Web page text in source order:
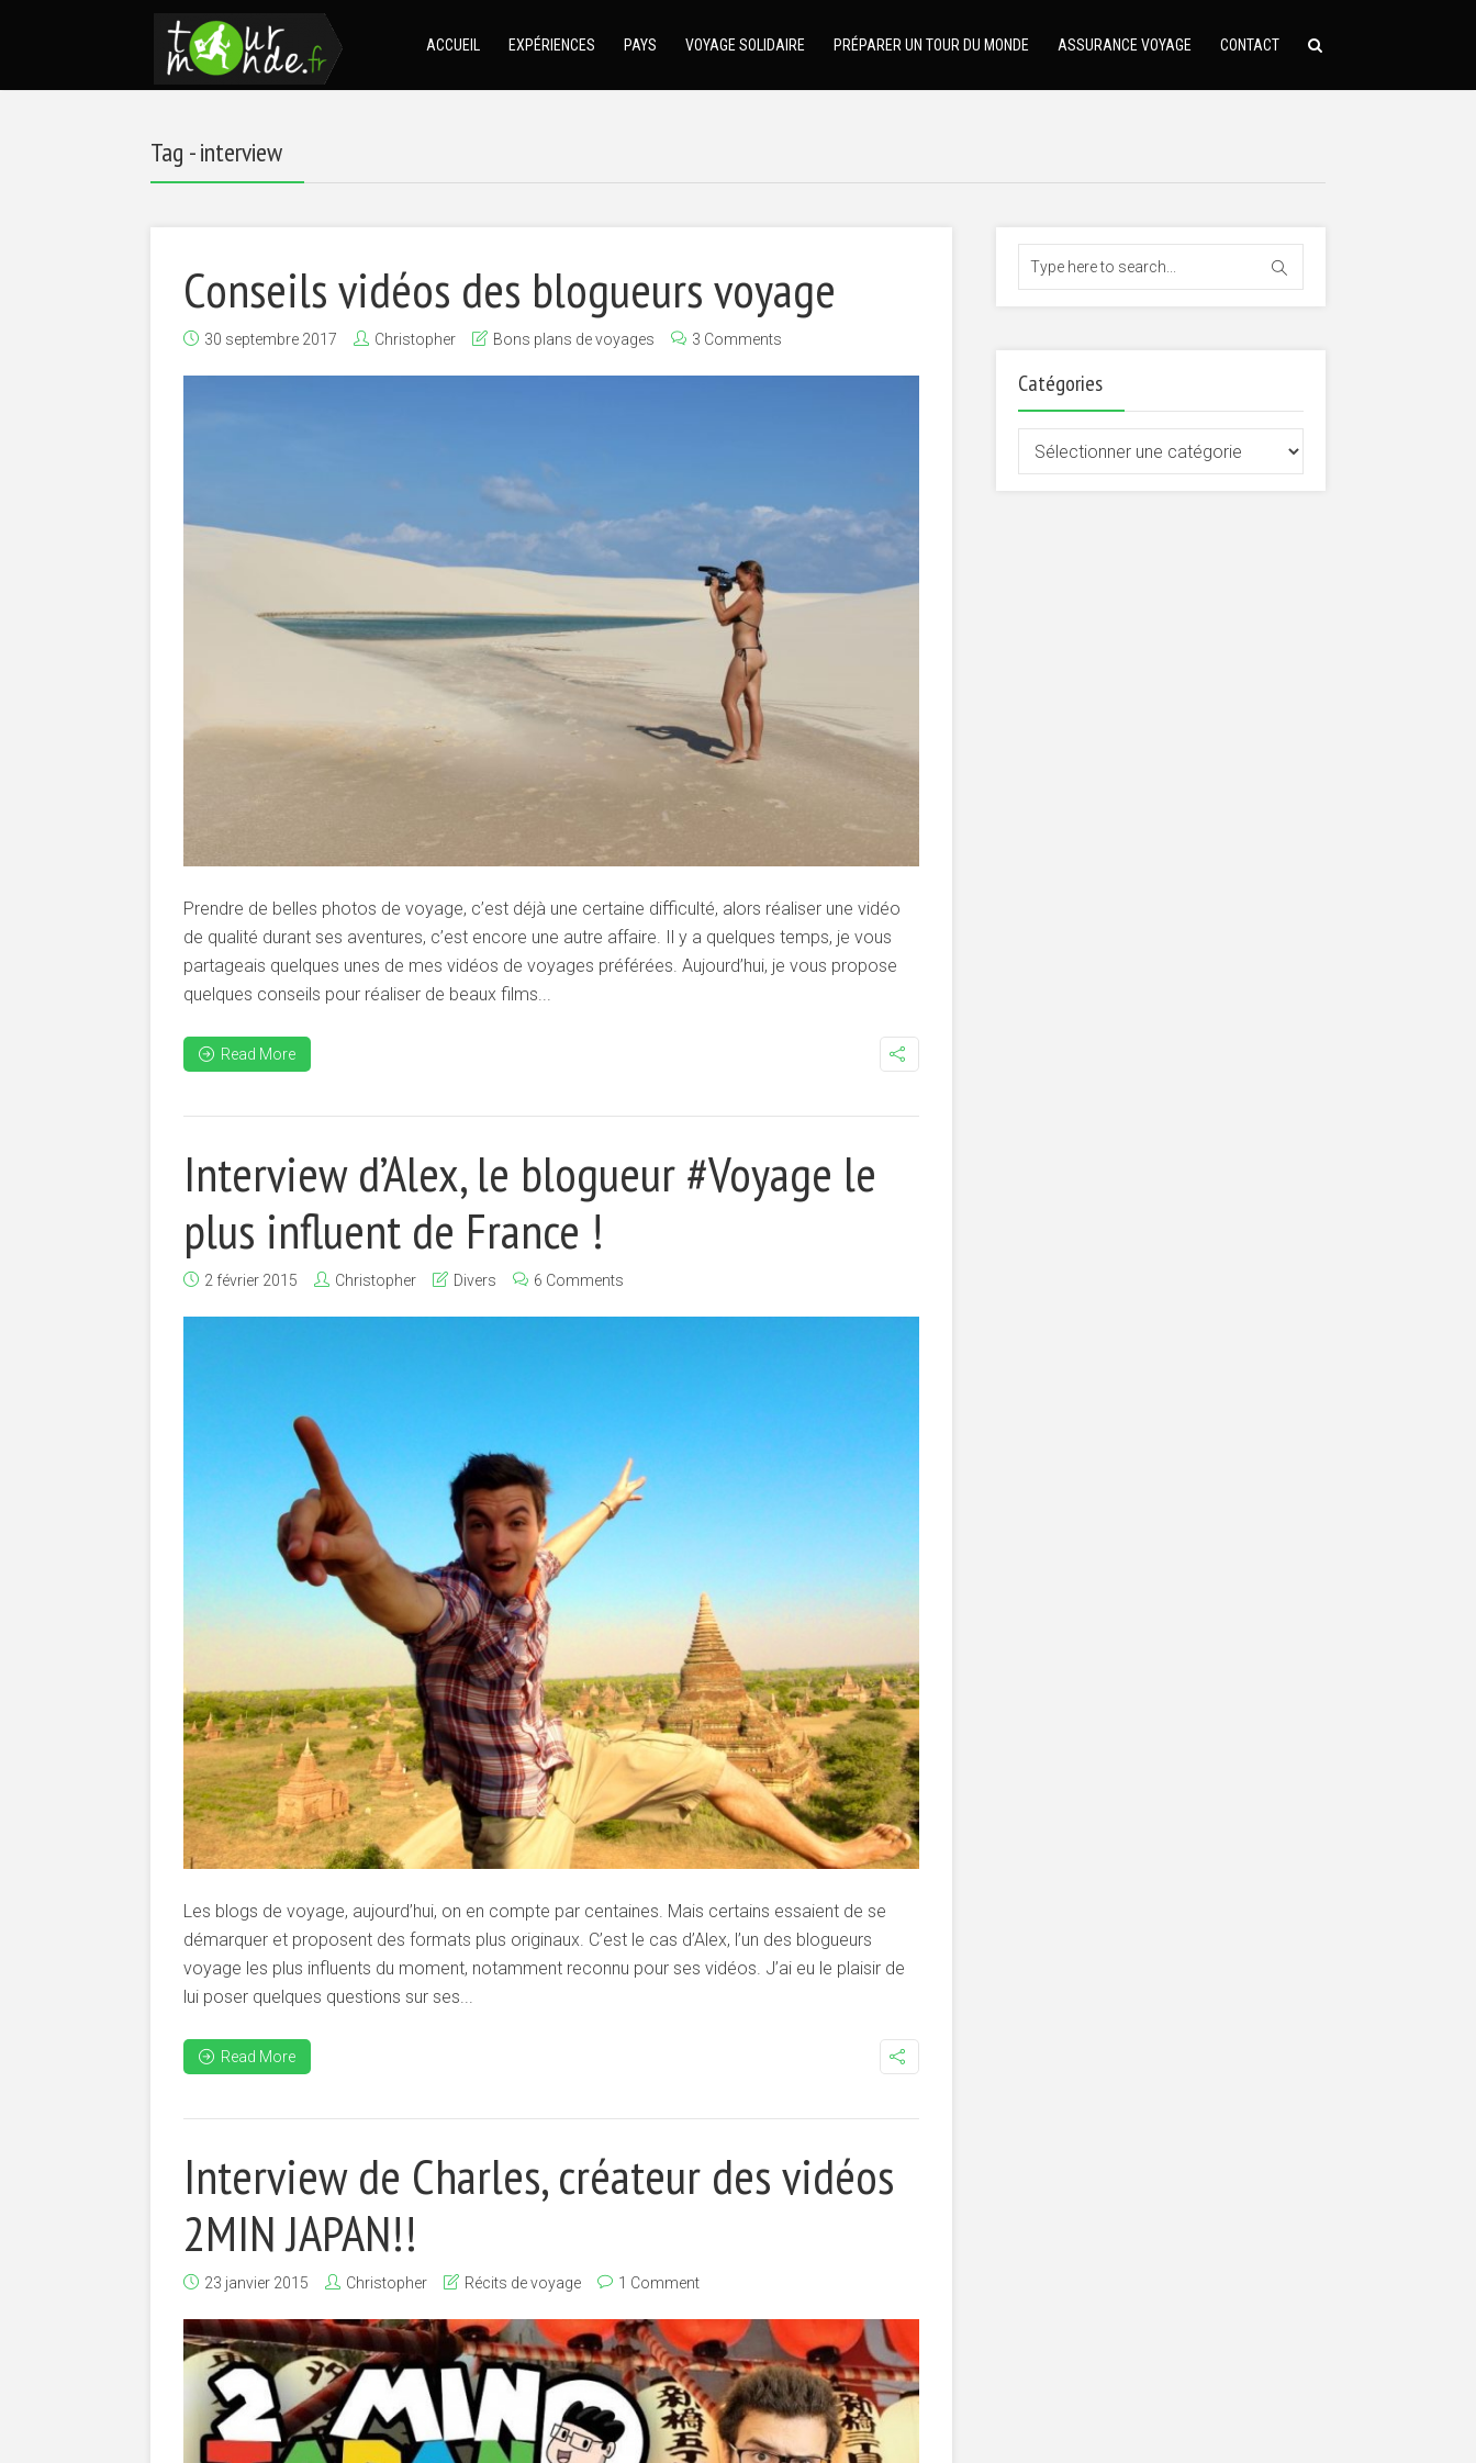
ACCUEIL EXPÉRIENCES PAYS VOYAGE SOLIDAIRE PRÉPARER UN TOUR DU MONDE ASSURANCE VOYAGE CONTACT
Tag - interview
Conseils vidéos des blogueurs voyage
30 septembre 2017 Christopher Bons plans de voyages 3 Comments
Prendre de belles photos de voyage, c’est déjà une certaine difficulté, alors réaliser une vidéo
de qualité durant ses aventures, c’est encore une autre affaire. Il y a quelques temps, je vous
partageais quelques unes de mes vidéos de voyages préférées. Aujourd’hui, je vous propose
quelques conseils pour réaliser de beaux films...
Read More
Interview d’Alex, le blogueur #Voyage le
plus influent de France !
2 février 2015 Christopher Divers 6 Comments
Les blogs de voyage, aujourd’hui, on en compte par centaines. Mais certains essaient de se
démarquer et proposent des formats plus originaux. C’est le cas d’Alex, l’un des blogueurs
voyage les plus influents du moment, notamment reconnu pour ses vidéos. J’ai eu le plaisir de
lui poser quelques questions sur ses...
Read More
Interview de Charles, créateur des vidéos
2MIN JAPAN!!
23 janvier 2015 Christopher Récits de voyage 1 Comment
Catégories